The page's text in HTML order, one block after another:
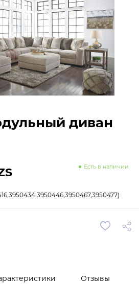
Отзывы
диван
Есть в наличии